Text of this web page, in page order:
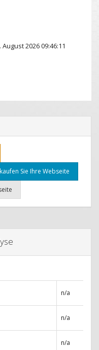
2026 09:46:11
Sie Ihre Webseite
n/a
n/a
n/a